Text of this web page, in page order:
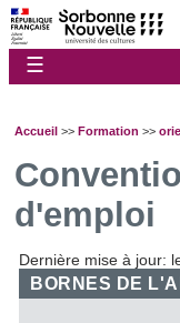
☰
Accueil >> Formation >>
d'emploi
Dernière mise à jour:
BORNES DE